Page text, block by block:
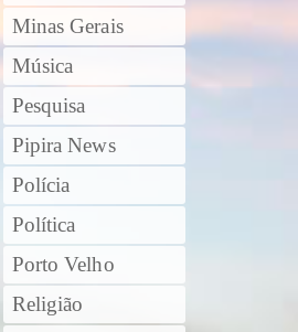
Minas Gerais
Música
Pesquisa
Pipira News
Polícia
Política
Porto Velho
Religião